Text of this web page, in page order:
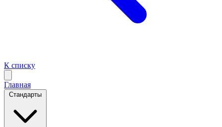
К списку
Главная
Стандарты